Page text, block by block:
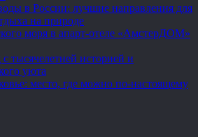
в России: лучшие направления для
на природе
моря в апарт-отеле «АмстерДОМ»
тысячелетней историей и
уюта
место, где можно по-настоящему